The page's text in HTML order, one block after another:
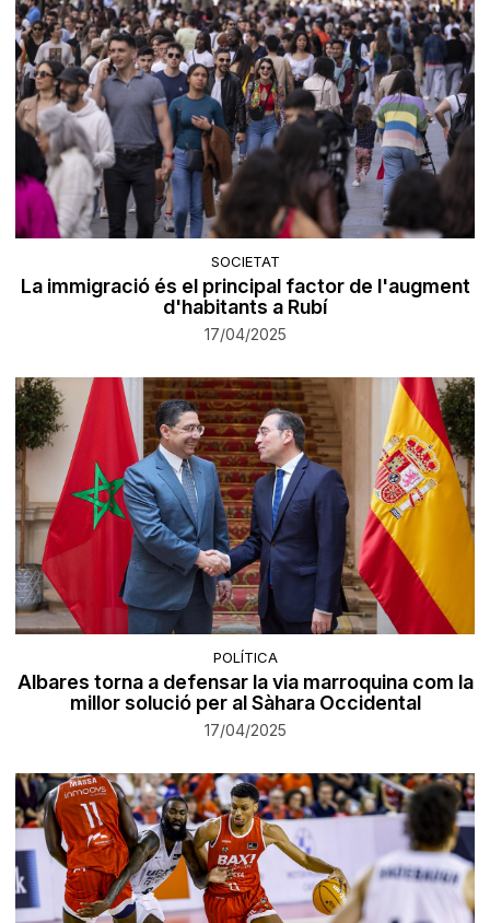
SOCIETAT
La immigració és el principal factor de l'augment
d'habitants a Rubí
17/04/2025
POLÍTICA
Albares torna a defensar la via marroquina com la
millor solució per al Sàhara Occidental
17/04/2025